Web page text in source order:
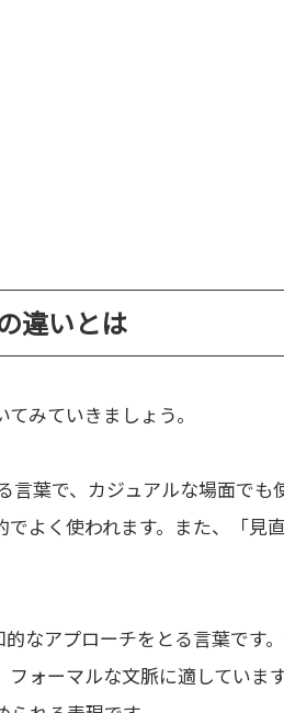
違いとは
てみていきましょう。
言葉で、カジュアルな場面で
よく使われます。また、「見
なアプローチをとる言葉です
ォーマルな文脈に適していま